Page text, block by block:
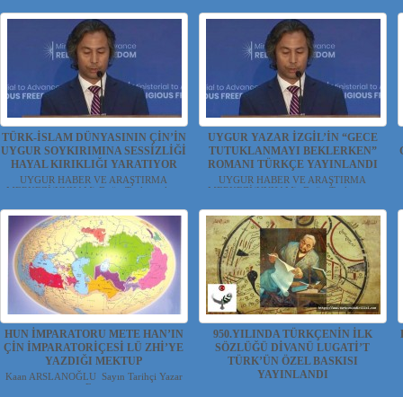
TÜRK-İSLAM DÜNYASININ ÇİN’İN
UYGUR SOYKIRIMINA SESSİZLİĞİ
HAYAL KIRIKLIĞI YARATIYOR
UYGUR HABER VE ARAŞTIRMA
MERKEZİ(UYHAM) Doğu Türkistanlı ...
UYGUR YAZAR İZGİL’İN “GECE
TUTUKLANMAYI BEKLERKEN”
ROMANI TÜRKÇE YAYINLANDI
UYGUR HABER VE ARAŞTIRMA
MERKEZİ(UYHAM) Doğu Türkistan...
HUN İMPARATORU METE HAN’IN
ÇİN İMPARATORİÇESİ LÜ ZHİ’YE
YAZDIĞI MEKTUP
Kaan ARSLANOĞLU Sayın Tarihçi Yazar
Er...
950.YILINDA TÜRKÇENİN İLK
SÖZLÜĞÜ DİVANÜ LUGATİ’T
TÜRK’ÜN ÖZEL BASKISI
YAYINLANDI